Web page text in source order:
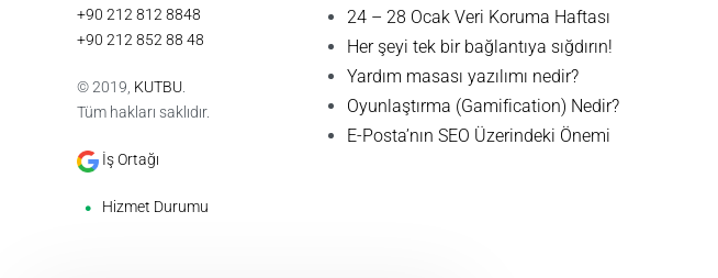
+90 212 812 8848
+90 212 852 88 48
© 2019, KUTBU.
Tüm hakları saklıdır.
İş Ortağı
Hizmet Durumu
24 – 28 Ocak Veri Koruma Haftası
Her şeyi tek bir bağlantıya sığdırın!
Yardım masası yazılımı nedir?
Oyunlaştırma (Gamification) Nedir?
E-Posta’nın SEO Üzerindeki Önemi